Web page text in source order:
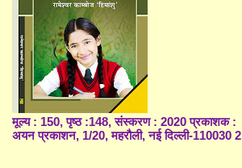
मूल्य : 150, पृष्ठ :148, संस्करण : 2020 प्रकाशक :
अयन प्रकाशन, 1/20, महरौली, नई दिल्ली-110030 2